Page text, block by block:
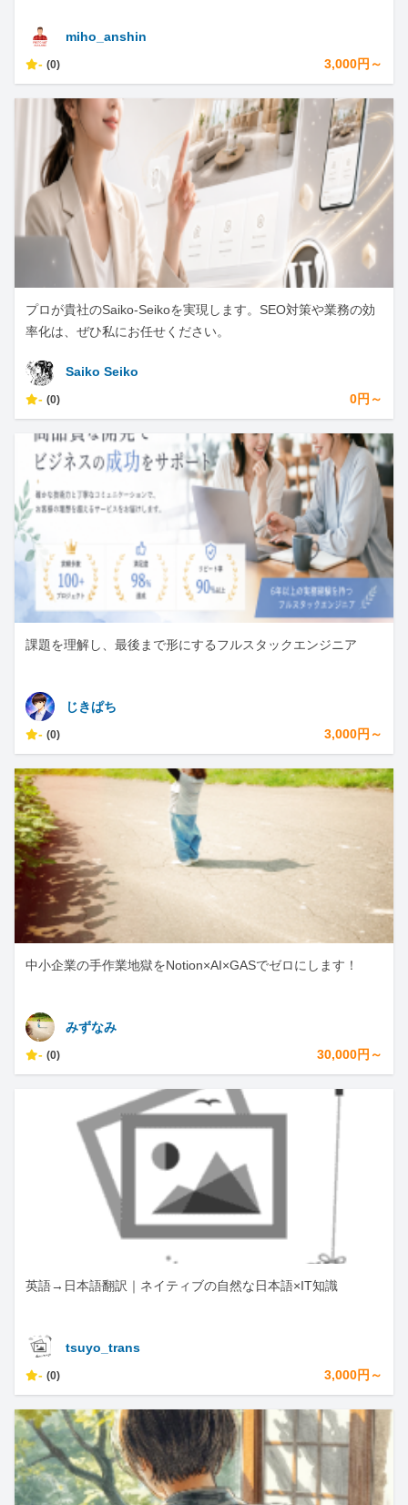
miho_anshin
- (0) 3,000円～
プロが貴社のSaiko-Seikoを実現します。SEO対策や業務の効
率化は、ぜひ私にお任せください。
Saiko Seiko
- (0) 0円～
課題を理解し、最後まで形にするフルスタックエンジニア
じきぱち
- (0) 3,000円～
中小企業の手作業地獄をNotion×AI×GASでゼロにします！
みずなみ
- (0) 30,000円～
英語→日本語翻訳｜ネイティブの自然な日本語×IT知識
tsuyo_trans
- (0) 3,000円～